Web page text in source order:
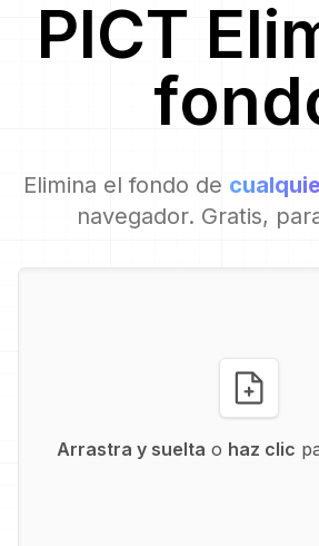
PICT
Elimina el fondo de
navegador. Gratis,
Arrastra y suelta o haz clic